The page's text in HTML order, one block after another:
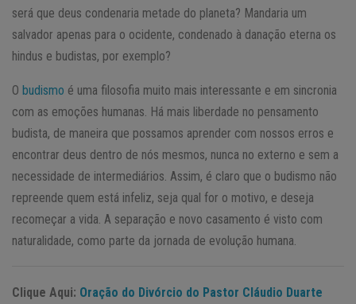
será que deus condenaria metade do planeta? Mandaria um
salvador apenas para o ocidente, condenado à danação eterna os
hindus e budistas, por exemplo?
O budismo é uma filosofia muito mais interessante e em sincronia
com as emoções humanas. Há mais liberdade no pensamento
budista, de maneira que possamos aprender com nossos erros e
encontrar deus dentro de nós mesmos, nunca no externo e sem a
necessidade de intermediários. Assim, é claro que o budismo não
repreende quem está infeliz, seja qual for o motivo, e deseja
recomeçar a vida. A separação e novo casamento é visto com
naturalidade, como parte da jornada de evolução humana.
Clique Aqui: Oração do Divórcio do Pastor Cláudio Duarte